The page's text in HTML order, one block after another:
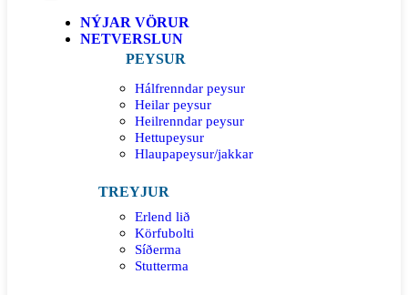
NÝJAR VÖRUR
NETVERSLUN
PEYSUR
Hálfrenndar peysur
Heilar peysur
Heilrenndar peysur
Hettupeysur
Hlaupapeysur/jakkar
TREYJUR
Erlend lið
Körfubolti
Síðerma
Stutterma